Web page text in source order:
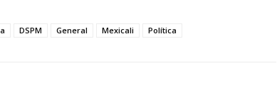
DSPM General Mexicali Política